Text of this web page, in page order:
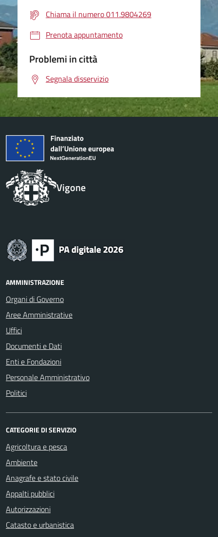
Chiama il numero 011.9804269
Prenota appuntamento
Problemi in città
Segnala disservizio
Vigone
AMMINISTRAZIONE
Organi di Governo
Aree Amministrative
Uffici
Documenti e Dati
Enti e Fondazioni
Personale Amministrativo
Politici
CATEGORIE DI SERVIZIO
Agricoltura e pesca
Ambiente
Anagrafe e stato civile
Appalti pubblici
Autorizzazioni
Catasto e urbanistica